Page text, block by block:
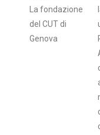
La fondazione
del CUT di
Genova